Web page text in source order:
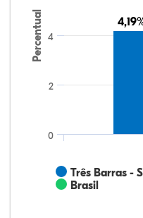
Percentual
Três Barras -
Brasil
0
2
4